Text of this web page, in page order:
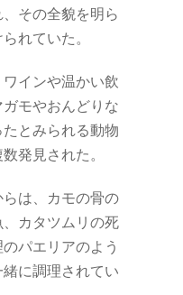
その全貌を明ら
れていた。
インや温かい飲
モやおんどりな
とみられる動物
発見された。
は、カモの骨の
カタツムリの死
パエリアのよう
に調理されてい